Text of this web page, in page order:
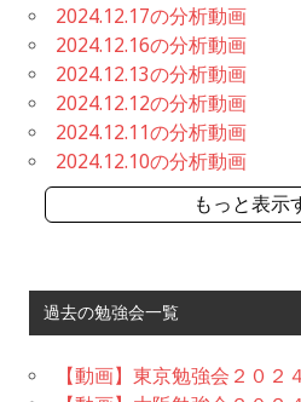
2024.12.17の分析動画
2024.12.16の分析動画
2024.12.13の分析動画
2024.12.12の分析動画
2024.12.11の分析動画
2024.12.10の分析動画
もっと表示
過去の勉強会一覧
【動画】東京勉強会２０２